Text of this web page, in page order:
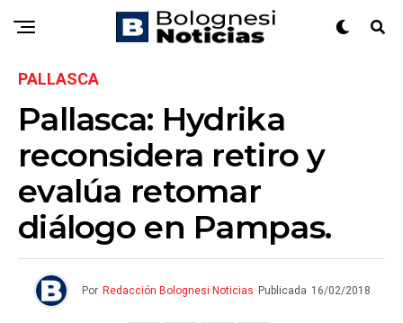
PALLASCA
Pallasca: Hydrika
reconsidera retiro y
evalúa retomar
diálogo en Pampas.
Por Redacción Bolognesi Noticias Publicada 16/02/2018